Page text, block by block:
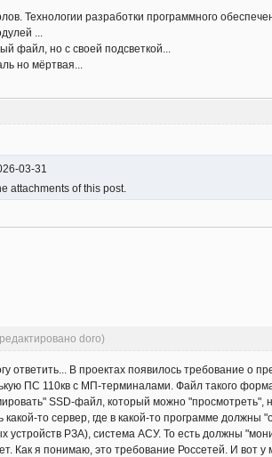
Технологии разработки программного
...
файл, но с своей подсветкой...
но мёртвая...
03-31
attachments of this post.
doro)
ответить... В проектах появилось требование о
ПС 110кв с МП-терминалами. Файл такого
SSD-файл, который можно
то сервер, где в какой-то программе
РЗА), система АСУ. То есть должны
Как я понимаю, это требование Россетей. И вот